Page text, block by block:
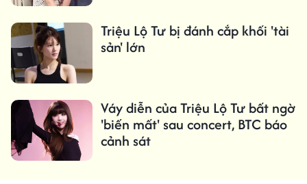
Triệu Lộ Tư bị đánh cắp khối 'tài
sản' lớn
Váy diễn của Triệu Lộ Tư bất ngờ
'biến mất' sau concert, BTC báo
cảnh sát